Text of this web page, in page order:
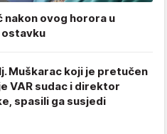
ovog horora u
ostavku
Muškarac koji je pretučen
VAR sudac i direktor
spasili ga susjedi